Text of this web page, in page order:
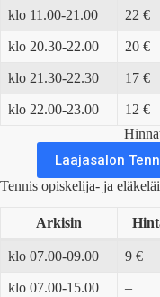
klo 11.00-21.00 22 €
klo 20.30-22.00 20 €
klo 21.30-22.30 17 €
klo 22.00-23.00 12 €
Laajasalon
Tennis opiskelija- ja
Arkisin
klo 07.00-09.00 9 €
klo 07.00-15.00 –